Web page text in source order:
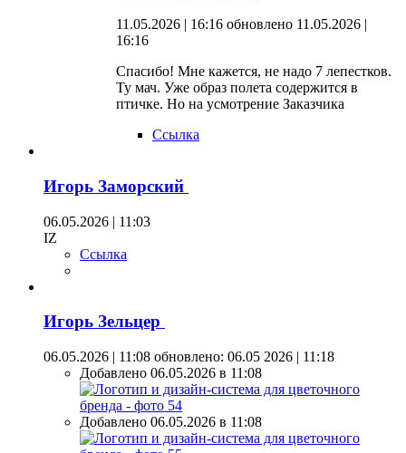
11.05.2026 | 16:16 обновлено 11.05.2026 |
16:16
Спасибо! Мне кажется, не надо 7 лепестков.
Ту мач. Уже образ полета содержится в
птичке. Но на усмотрение Заказчика
Ссылка
Игорь Заморский
06.05.2026 | 11:03
IZ
Ссылка
Игорь Зельцер
06.05.2026 | 11:08 обновлено: 06.05 2026 | 11:18
Добавлено 06.05.2026 в 11:08
Добавлено 06.05.2026 в 11:08